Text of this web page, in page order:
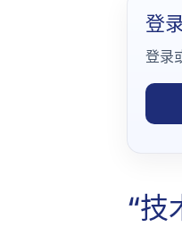
登
登录
“技